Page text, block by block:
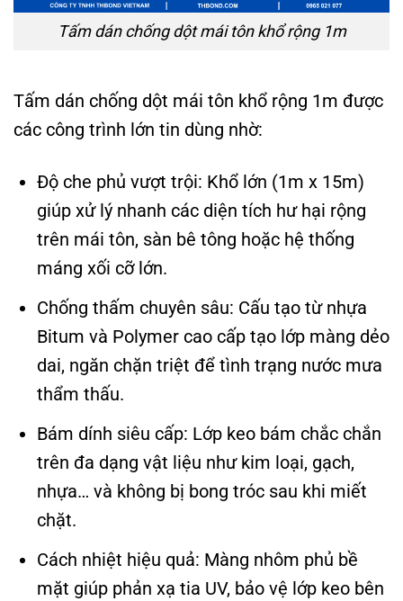
Tấm dán chống dột mái tôn khổ rộng 1m
Tấm dán chống dột mái tôn khổ rộng 1m được
các công trình lớn tin dùng nhờ:
Độ che phủ vượt trội: Khổ lớn (1m x 15m)
giúp xử lý nhanh các diện tích hư hại rộng
trên mái tôn, sàn bê tông hoặc hệ thống
máng xối cỡ lớn.
Chống thấm chuyên sâu: Cấu tạo từ nhựa
Bitum và Polymer cao cấp tạo lớp màng dẻo
dai, ngăn chặn triệt để tình trạng nước mưa
thẩm thấu.
Bám dính siêu cấp: Lớp keo bám chắc chắn
trên đa dạng vật liệu như kim loại, gạch,
nhựa… và không bị bong tróc sau khi miết
chặt.
Cách nhiệt hiệu quả: Màng nhôm phủ bề
mặt giúp phản xạ tia UV, bảo vệ lớp keo bên